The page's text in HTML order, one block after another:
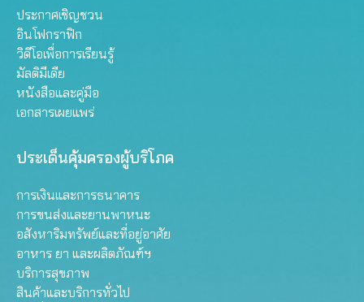
ประกาศเชิญชวน
อินโฟกราฟิก
วิดีโอเพื่อการเรียนรู้
มัลติมีเดีย
หนังสือและคู่มือ
เอกสารเผยแพร่
ประเด็นคุ้มครองผู้บริโภค
การเงินและการธนาคาร
การขนส่งและยานพาหนะ
อสังหาริมทรัพย์และที่อยู่อาศัย
อาหาร ยา และผลิตภัณฑ์ฯ
บริการสุขภาพ
สินค้าและบริการทั่วไป